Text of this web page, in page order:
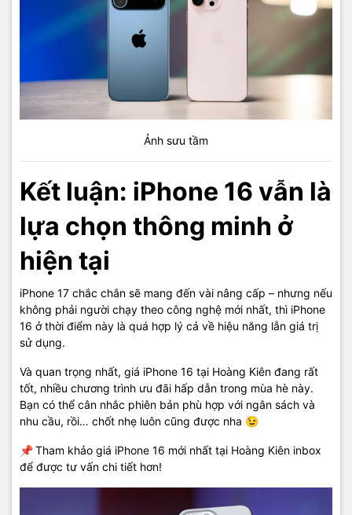
Ảnh sưu tầm
Kết luận: iPhone 16 vẫn là
lựa chọn thông minh ở
hiện tại
iPhone 17 chắc chắn sẽ mang đến vài nâng cấp – nhưng nếu
không phải người chạy theo công nghệ mới nhất, thì iPhone
16 ở thời điểm này là quá hợp lý cả về hiệu năng lẫn giá trị
sử dụng.
Và quan trọng nhất, giá iPhone 16 tại Hoàng Kiên đang rất
tốt, nhiều chương trình ưu đãi hấp dẫn trong mùa hè này.
Bạn có thể cân nhắc phiên bản phù hợp với ngân sách và
nhu cầu, rồi… chốt nhẹ luôn cũng được nha 😉
📌Tham khảo giá iPhone 16 mới nhất tại Hoàng Kiên inbox
để được tư vấn chi tiết hơn!